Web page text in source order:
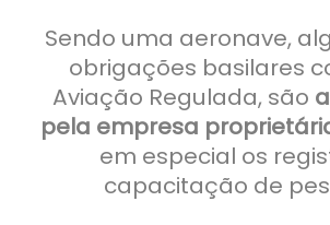
Sendo uma aeronave,
obrigações basilares
Aviação Regulada, são
pela empresa
em especial os
capacitação de